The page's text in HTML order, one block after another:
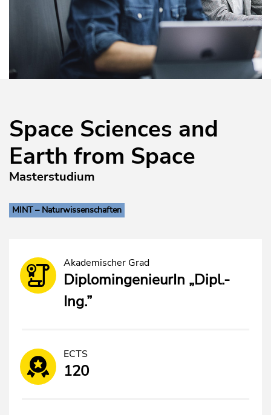
Space Sciences and
Earth from Space
Masterstudium
MINT – Naturwissenschaften
Akademischer Grad
DiplomingenieurIn „Dipl.-
Ing.”
ECTS
120